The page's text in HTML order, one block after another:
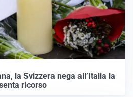
la Svizzera nega all’Italia la
ricorso